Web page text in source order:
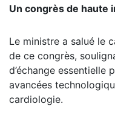
Un congrès de haute
Le ministre a salué le
de ce congrès,
d’échange essentielle
avancées
cardiologie.